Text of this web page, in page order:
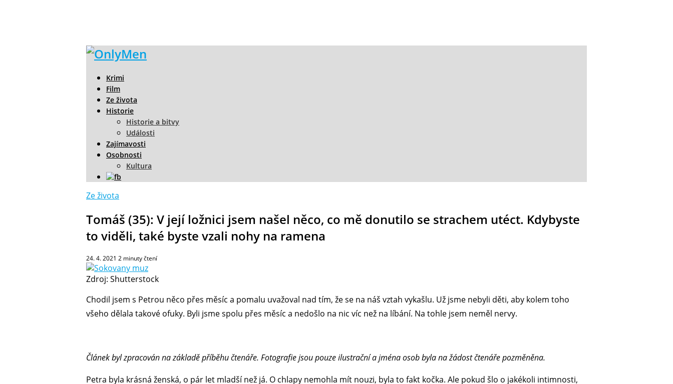
Krimi
Film
Ze života
Historie
Historie a bitvy
Události
Zajímavosti
Osobnosti
Kultura
Ze života
Tomáš (35): V její ložnici jsem našel něco, co mě donutilo se strachem utéct. Kdybyste
to viděli, také byste vzali nohy na ramena
24. 4. 2021 2 minuty čtení
Zdroj: Shutterstock
Chodil jsem s Petrou něco přes měsíc a pomalu uvažoval nad tím, že se na náš vztah vykašlu. Už jsme nebyli děti, aby kolem toho
všeho dělala takové ofuky. Byli jsme spolu přes měsíc a nedošlo na nic víc než na líbání. Na tohle jsem neměl nervy.
Článek byl zpracován na základě příběhu čtenáře. Fotografie jsou pouze ilustrační a jména osob byla na žádost čtenáře pozměněna.
Petra byla krásná ženská, o pár let mladší než já. O chlapy nemohla mít nouzi, byla to fakt kočka. Ale pokud šlo o jakékoli intimnosti,